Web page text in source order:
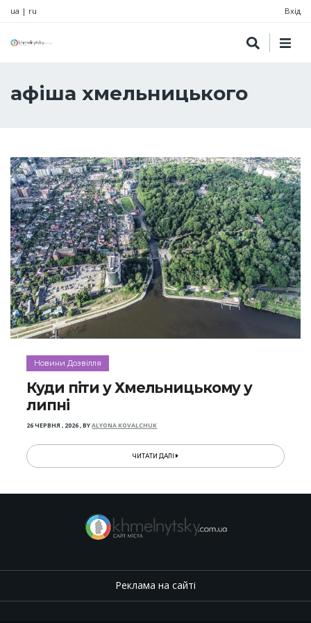
ua | ru Вхід
афіша хмельницького
Новини Дозвілля
Куди піти у Хмельницькому у
липні
26 ЧЕРВНЯ , 2026,BYALYONA KOVALCHUK
ЧИТАТИ ДАЛІ
Реклама на сайті